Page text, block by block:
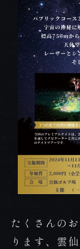
DISHES
お料理
【お問合せ受付
月～金 9:00～
〒854-0621 長
FAX 0957-73-
お知らせ
たくさんの
ります、雲